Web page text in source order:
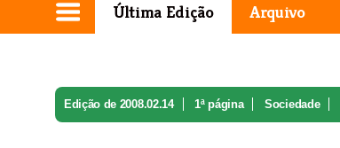
Última Edição Arquivo
Edição de 2008.02.14 1ª página Sociedade